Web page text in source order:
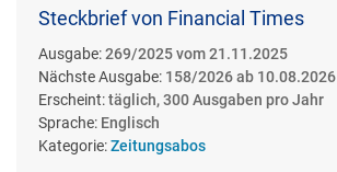
Steckbrief von Financial Times
Ausgabe:269/2025 vom 21.11.2025
Nächste Ausgabe: 158/2026 ab 10.08.2026
Erscheint:täglich, 300 Ausgaben pro Jahr
Sprache: Englisch
Kategorie:Zeitungsabos